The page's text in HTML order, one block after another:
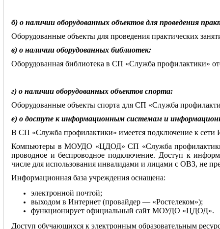
б) о наличии оборудованных объектов для проведения
Оборудованные объекты для проведения практических
в) о наличии оборудованных библиотек:
Оборудованная библиотека в СП «Служба профилактики»
г) о наличии оборудованных объектов спорта:
Оборудованные объекты спорта для СП «Служба
е) о доступе к информационным системам и
В СП «Служба профилактики» имеется подключение к сети
Компьютеры в МОУДО «ЦДОД» СП «Служба
проводное и беспроводное подключение. Доступ к
числе для использования инвалидами и лицами с ОВЗ, не
Информационная база учреждения оснащена:
электронной почтой;
выходом в Интернет (провайдер — «Ростелеком»);
функционирует официальный сайт МОУДО «ЦДОД».
Доступ обучающихся к электронным образовательным